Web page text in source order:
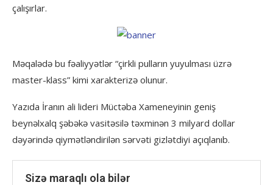
çalışırlar.
Məqalədə bu fəaliyyətlər “çirkli pulların yuyulması üzrə
master-klass” kimi xarakterizə olunur.
Yazıda İranın ali lideri Müctəba Xameneyinin geniş
beynəlxalq şəbəkə vasitəsilə təxminən 3 milyard dollar
dəyərində qiymətləndirilən sərvəti gizlətdiyi açıqlanıb.
Sizə maraqlı ola bilər